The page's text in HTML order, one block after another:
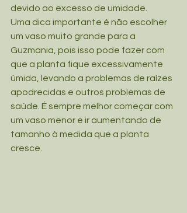
devido ao excesso de umidade.
Uma dica importante é não escolher
um vaso muito grande para a
Guzmania, pois isso pode fazer com
que a planta fique excessivamente
úmida, levando a problemas de raízes
apodrecidas e outros problemas de
saúde. É sempre melhor começar com
um vaso menor e ir aumentando de
tamanho à medida que a planta
cresce.